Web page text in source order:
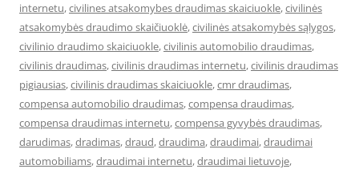
internetu,civilines atsakomybes draudimas skaiciuokle,civilinės
atsakomybės draudimo skaičiuoklė,civilinės atsakomybės sąlygos,
civilinio draudimo skaiciuokle,civilinis automobilio draudimas,
civilinis draudimas,civilinis draudimas internetu,civilinis draudimas
pigiausias,civilinis draudimas skaiciuokle,cmr draudimas,
compensa automobilio draudimas,compensa draudimas,
compensa draudimas internetu,compensa gyvybės draudimas,
darudimas,dradimas,draud,draudima,draudimai,draudimai
automobiliams,draudimai internetu,draudimai lietuvoje,